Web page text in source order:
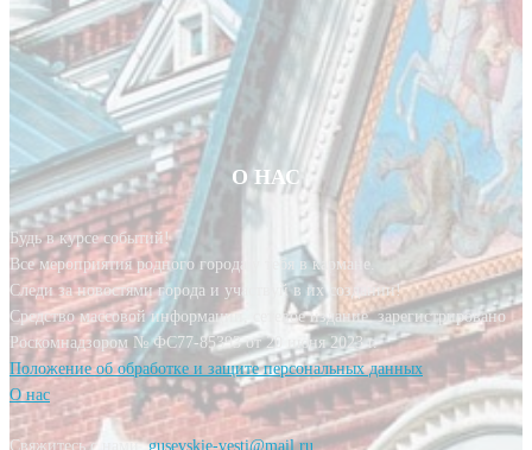
О НАС
Будь в курсе событий!
Все мероприятия родного города у тебя в кармане.
Следи за новостями города и участвуй в их создании!
Средство массовой информации, сетевое издание, зарегистрировано
Роскомнадзором № ФС77-85393 от 20 июня 2023 г.
Положение об обработке и защите персональных данных
О нас
Свяжитесь с нами:gusevskie-vesti@mail.ru